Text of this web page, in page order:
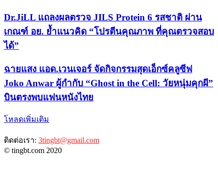
Dr.JiLL แถลงผลตรวจ JILS Protein 6 รสชาติ ผ่าน
เกณฑ์ อย. ย้ำแนวคิด “โปรตีนคุณภาพ ที่คุณตรวจสอบ
ได้”
ฉายแสง แอด.เวนเจอร์ จัดกิจกรรมสุดเอ็กซ์คลูซีฟ
Joko Anwar ผู้กำกับ “Ghost in the Cell: วัยหนุ่มคุกผี”
บินตรงพบแฟนหนังไทย
โหลดเพิ่มเติม
ติดต่อเรา: 3tingbt@gmail.com
© tingbt.com 2020